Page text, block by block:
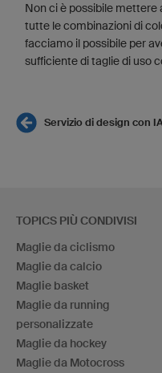
Non ci è possibile mettere
tutte le combinazioni di
facciamo il possibile per
sufficiente di taglie di uso
Servizio di design con
TOPICS PIÙ CONDIVISI
Maglie da ciclismo
Maglie da calcio
Maglie basket
Maglie da running
personalizzate
Maglie da hockey
Maglie da Motocross